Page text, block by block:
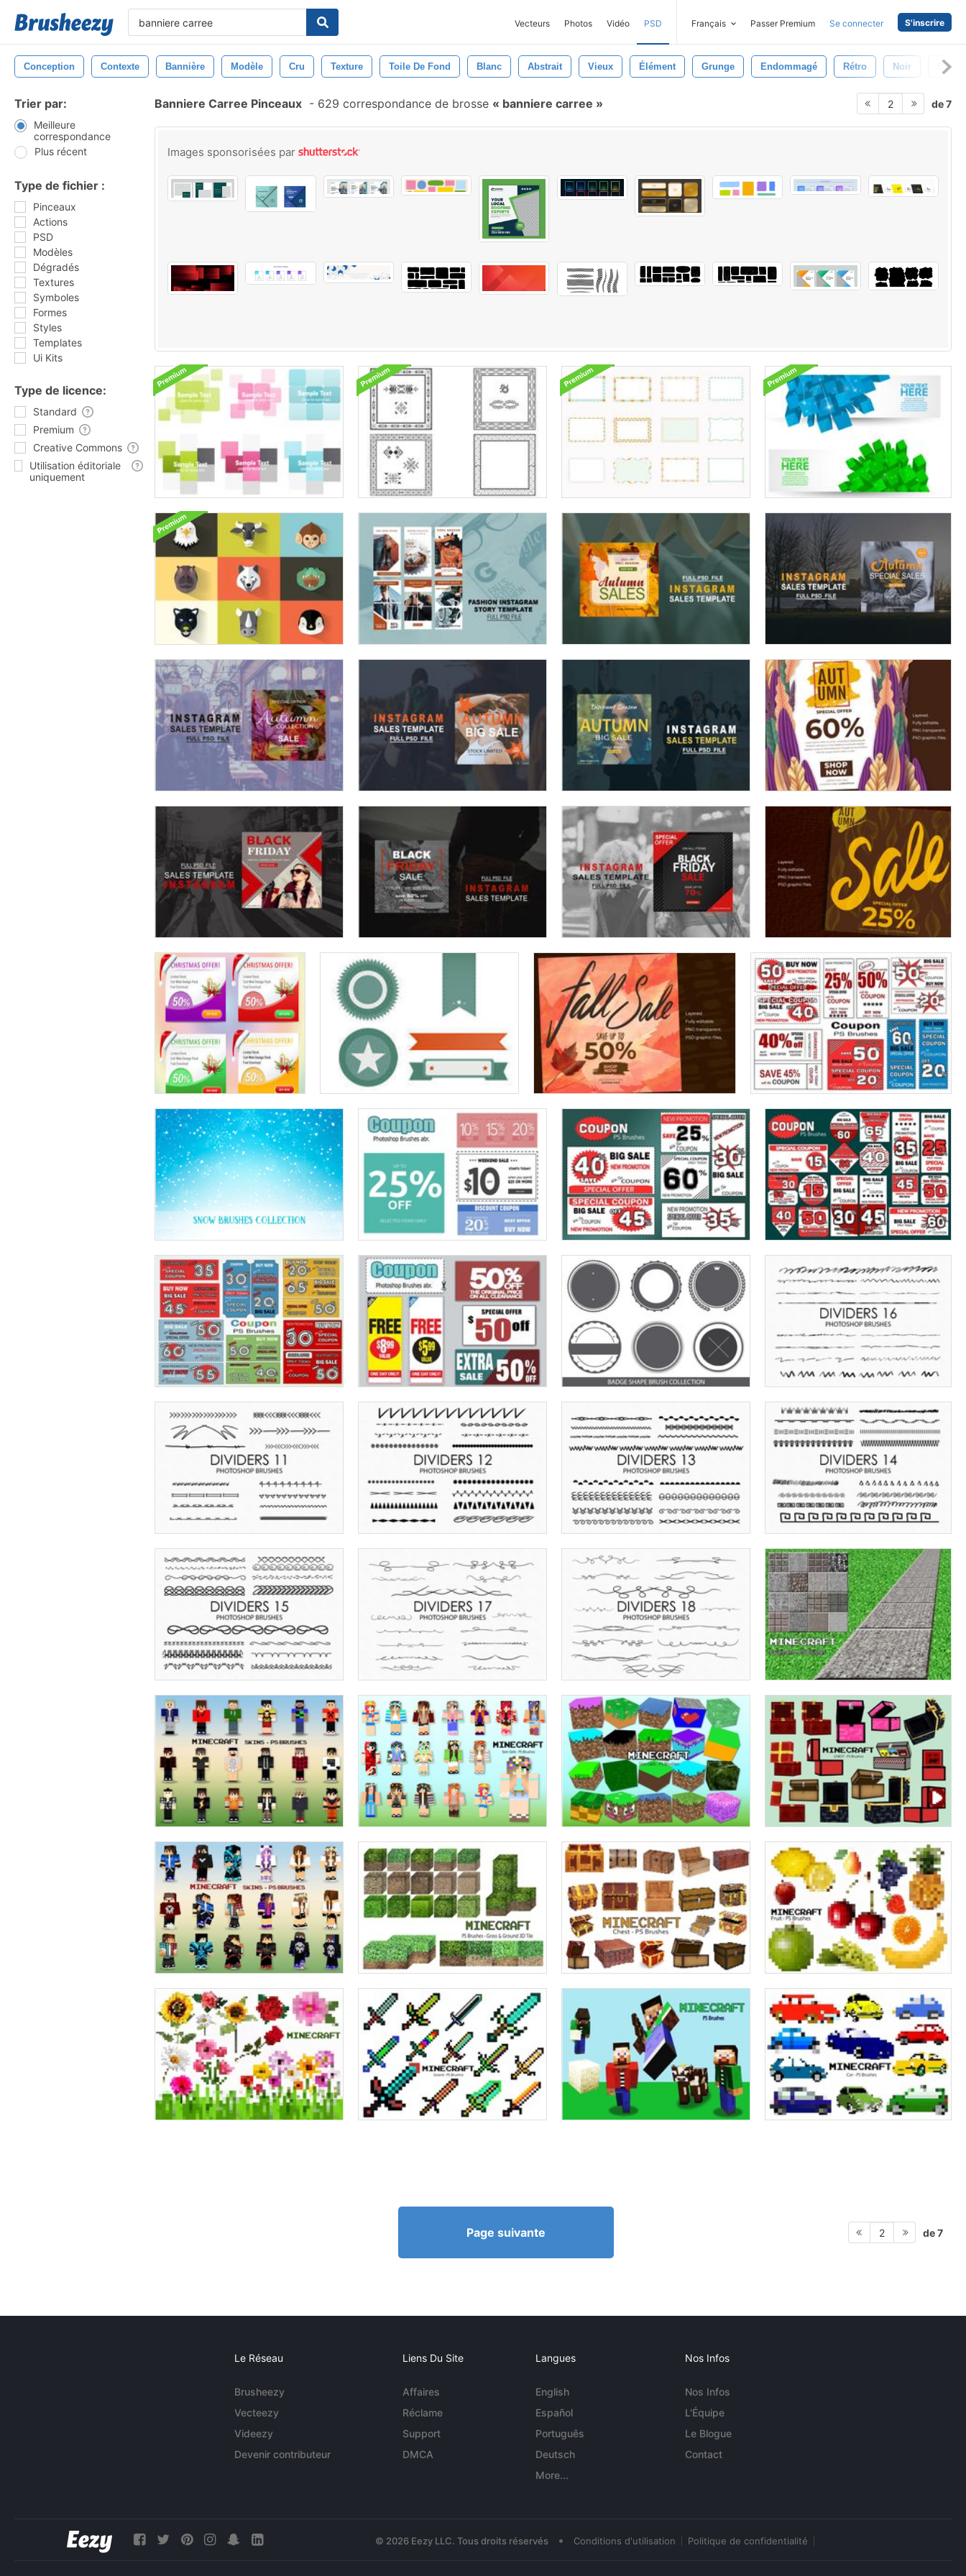
Vecteurs Photos Vidéo PSD Français Passer Premium Se connecter S'inscrire
Conception Contexte Bannière Modèle Cru Texture Toile De Fond Blanc Abstrait Vieux Élément Grunge Endommagé Rétro Noir
Trier par:
Meilleure
correspondance
Plus récent
Type de fichier :
Pinceaux
Actions
PSD
Modèles
Dégradés
Textures
Symboles
Formes
Styles
Templates
Ui Kits
Type de licence:
Standard
Premium
Creative Commons
Utilisation éditoriale
uniquement
Banniere Carree Pinceaux - 629 correspondance de brosse banniere carree 2 de 7
Images sponsorisées par
Page suivante 2 de 7
Le Réseau
Brusheezy
Vecteezy
Videezy
Devenir contributeur
Liens Du Site
Affaires
Réclame
Support
DMCA
Langues
English
Español
Português
Deutsch
More...
Nos Infos
Nos Infos
L'Équipe
Le Blogue
Contact
© 2026 Eezy LLC. Tous droits réservés • Conditions d'utilisation Politique de confidentialité